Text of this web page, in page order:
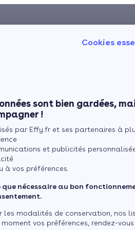
Cookies
sont bien gardées,
!
par Effy.fr et ses partenaires à
et publicités
vos préférences.
nécessaire au bon
les modalités de conservation, nos
vos préférences, rendez-
Rénov'
énergie
réduite
prêt à taux zéro
mes aides
Nos conseils
Sol
Fenêtres
par
je le droit
en vente